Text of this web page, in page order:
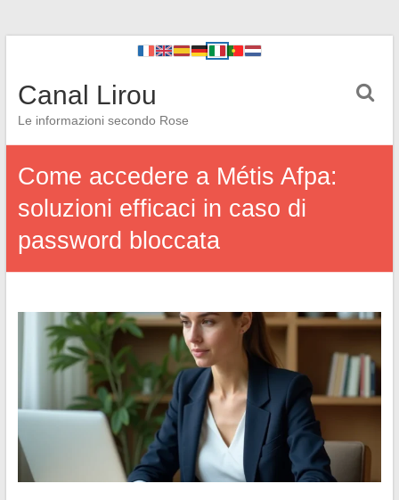
Canal Lirou
Le informazioni secondo Rose
Come accedere a Métis Afpa:
soluzioni efficaci in caso di
password bloccata